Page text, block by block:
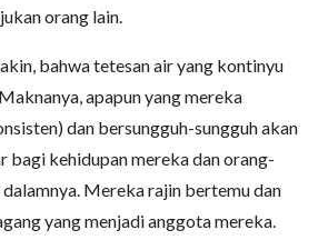
orang lain.
bahwa tetesan air yang kontinyu
apapun yang mereka
dan bersungguh-sungguh akan
bagi kehidupan mereka dan orang-
Mereka rajin bertemu dan
yang menjadi anggota mereka.